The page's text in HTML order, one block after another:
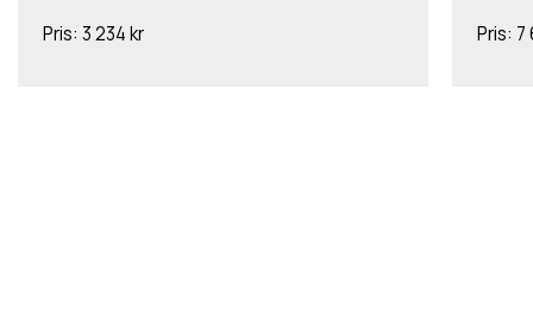
Pris: 3 234 kr Pris: 7